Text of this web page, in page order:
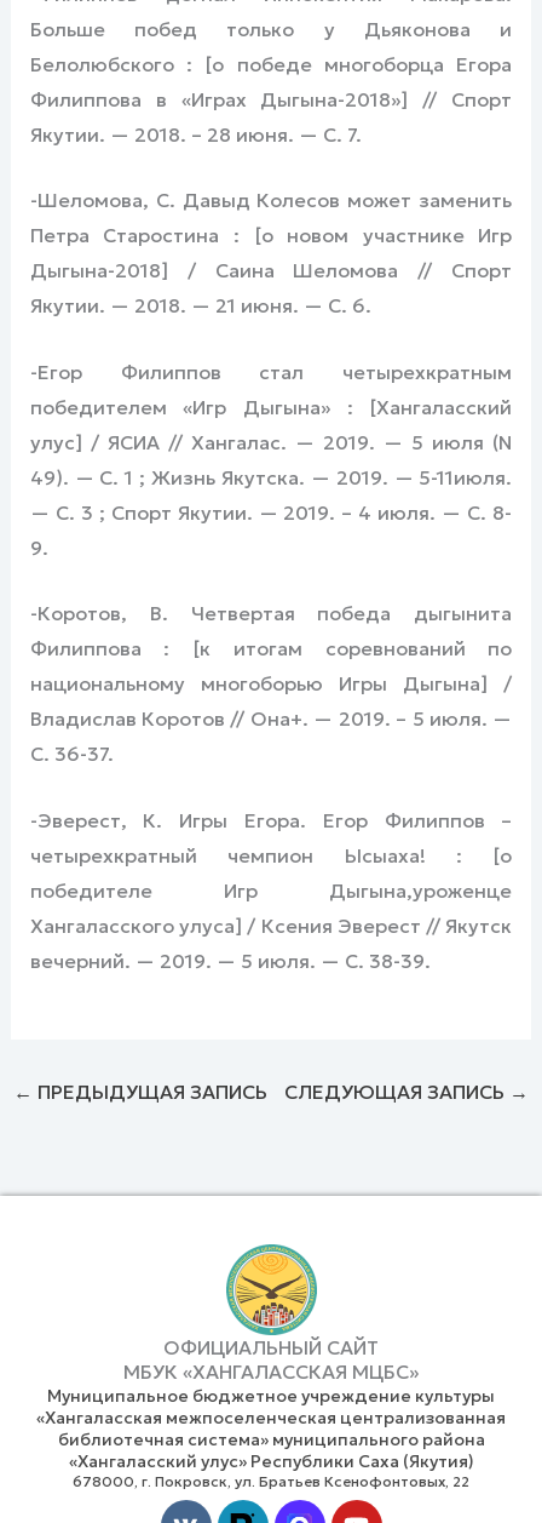
Больше побед только у Дьяконова и
Белолюбского : [о победе многоборца Егора
Филиппова в «Играх Дыгына-2018»] // Спорт
Якутии. — 2018. – 28 июня. — С. 7.
-Шеломова, С. Давыд Колесов может заменить
Петра Старостина : [о новом участнике Игр
Дыгына-2018] / Саина Шеломова // Спорт
Якутии. — 2018. — 21 июня. — С. 6.
-Егор Филиппов стал четырехкратным
победителем «Игр Дыгына» : [Хангаласский
улус] / ЯСИА // Хангалас. — 2019. — 5 июля (N
49). — С. 1 ; Жизнь Якутска. — 2019. — 5-11июля.
— С. 3 ; Спорт Якутии. — 2019. – 4 июля. — С. 8-
9.
-Коротов, В. Четвертая победа дыгынита
Филиппова : [к итогам соревнований по
национальному многоборью Игры Дыгына] /
Владислав Коротов // Она+. — 2019. – 5 июля. —
С. 36-37.
-Эверест, К. Игры Егора. Егор Филиппов –
четырехкратный чемпион Ысыаха! : [о
победителе Игр Дыгына,уроженце
Хангаласского улуса] / Ксения Эверест // Якутск
вечерний. — 2019. — 5 июля. — С. 38-39.
← ПРЕДЫДУЩАЯ ЗАПИСЬ СЛЕДУЮЩАЯ ЗАПИСЬ →
ОФИЦИАЛЬНЫЙ САЙТ
МБУК «ХАНГАЛАССКАЯ МЦБС»
Муниципальное бюджетное учреждение культуры
«Хангаласская межпоселенческая централизованная
библиотечная система» муниципального района
«Хангаласский улус» Республики Саха (Якутия)
678000, г. Покровск, ул. Братьев Ксенофонтовых, 22
Vk Youtube